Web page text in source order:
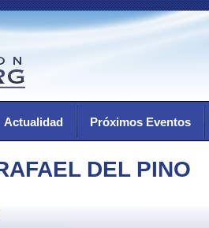
Actualidad Próximos Eventos
DEL PINO